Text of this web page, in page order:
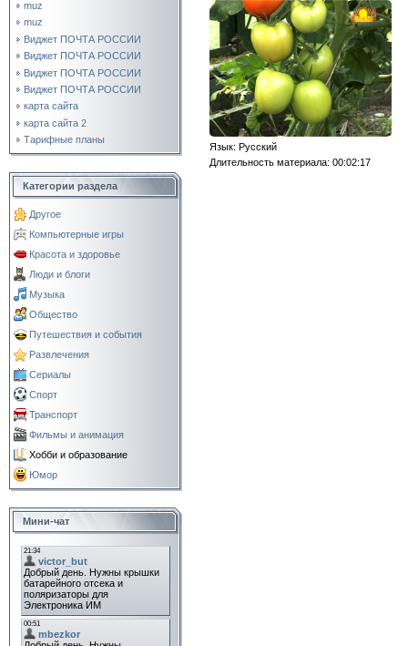
muz
muz
Виджет ПОЧТА РОССИИ
Виджет ПОЧТА РОССИИ
Виджет ПОЧТА РОССИИ
Виджет ПОЧТА РОССИИ
карта сайта
карта сайта 2
Тарифные планы
Категории раздела
Другое
Компьютерные игры
Красота и здоровье
Люди и блоги
Музыка
Общество
Путешествия и события
Развлечения
Сериалы
Спорт
Транспорт
Фильмы и анимация
Хобби и образование
Юмор
Мини-чат
Язык: Русский
Длительность материала: 00:02:17